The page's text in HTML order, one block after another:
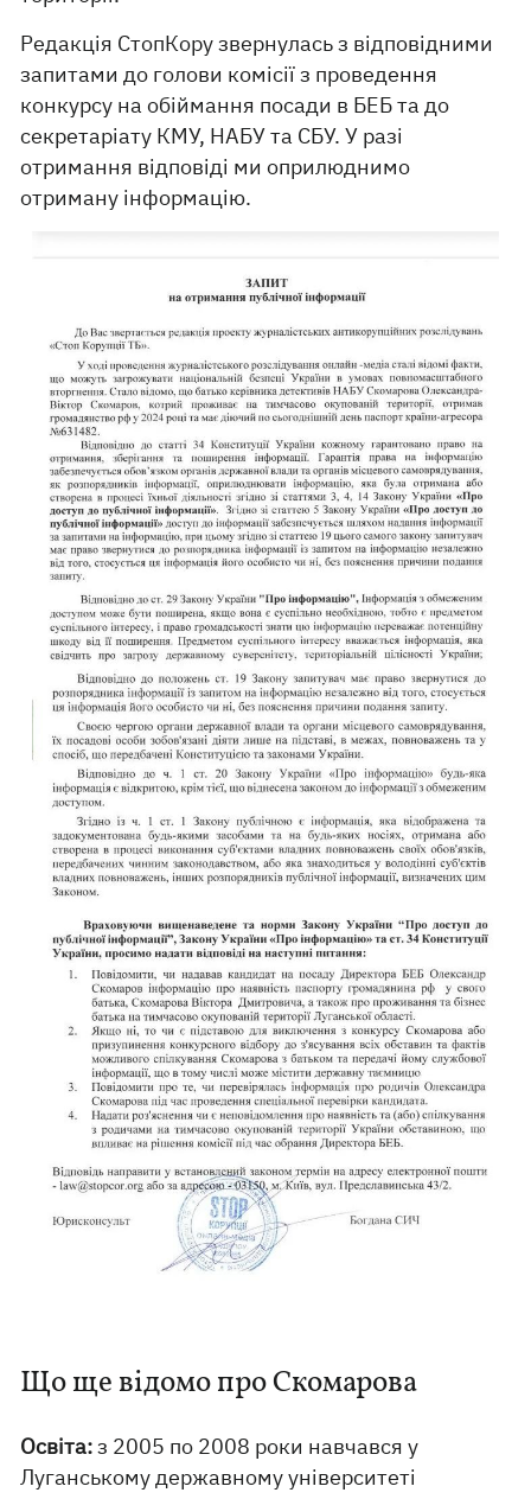
Редакція СтопКору звернулась з відповідними
запитами до голови комісії з проведення
конкурсу на обіймання посади в БЕБ та до
секретаріату КМУ, НАБУ та СБУ. У разі
отримання відповіді ми оприлюднимо
отриману інформацію.
Що ще відомо про Скомарова
Освіта:з 2005 по 2008 роки навчався у
Луганському державному університеті